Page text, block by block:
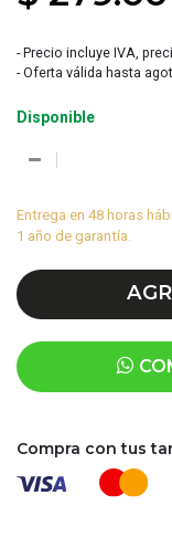
- Precio incluye IVA,
- Oferta válida hasta
Disponible
Entrega en 48 horas
1 año de garantía.
Compra con tus